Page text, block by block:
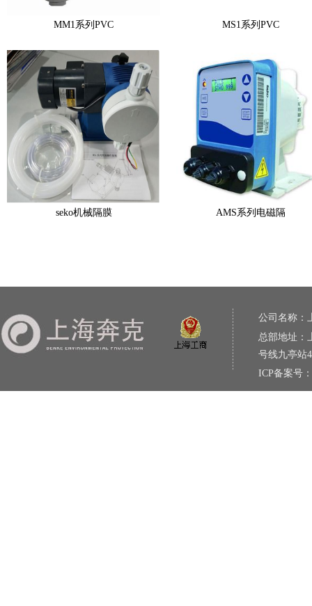
MM1系列PVC MS1系列PVC
seko机械隔膜 AMS系列电磁隔
公司名称：
总部地址：
号线九亭站
ICP备案号：